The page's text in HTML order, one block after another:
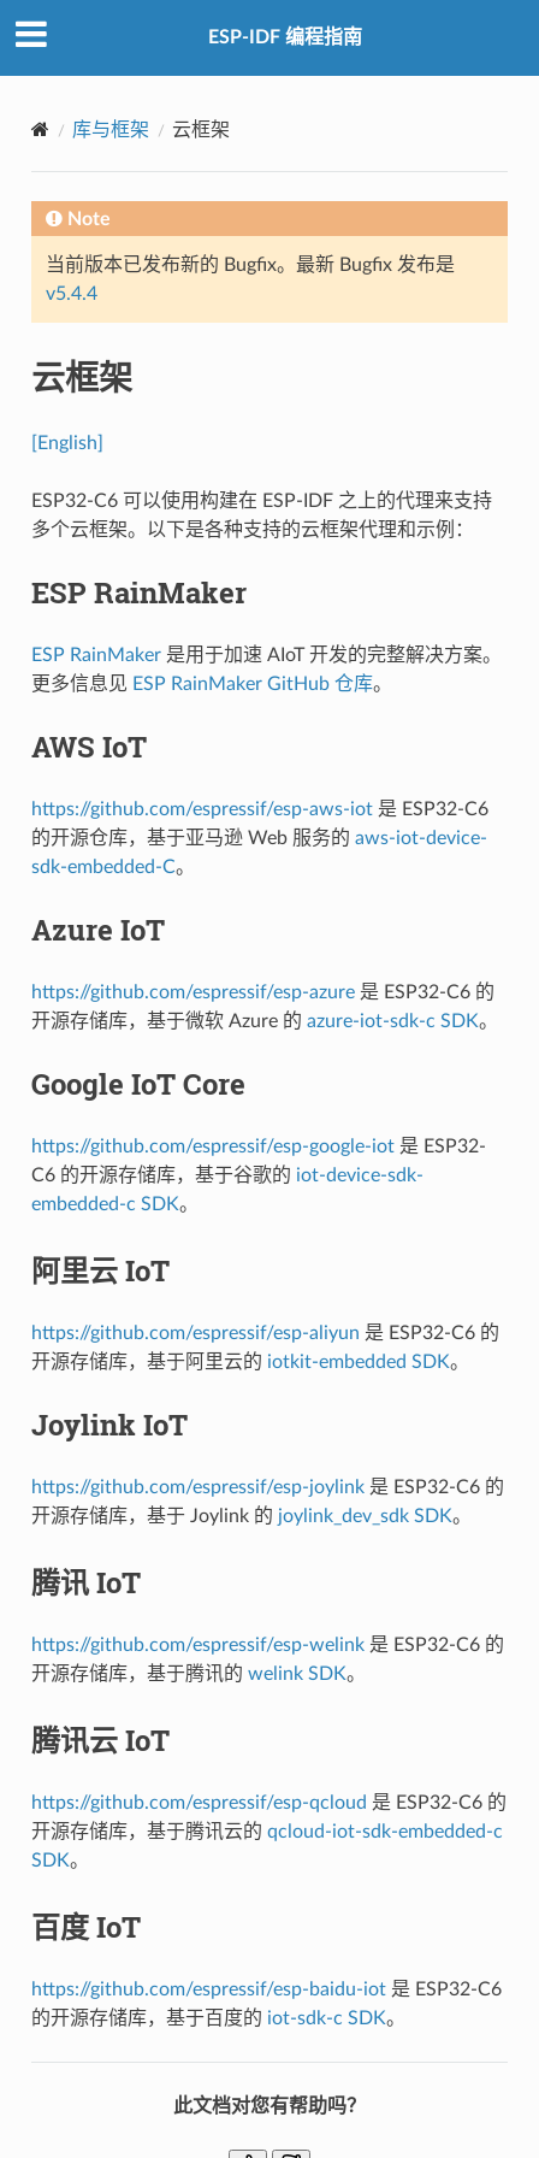
ESP-IDF 编程指南
库与框架 云框架
Note
当前版本已发布新的 Bugfix。最新 Bugfix 发布是
v5.4.4
云框架
[English]
ESP32-C6 可以使用构建在 ESP-IDF 之上的代理来支持
多个云框架。以下是各种支持的云框架代理和示例：
ESP RainMaker
ESP RainMaker是用于加速 AIoT 开发的完整解决方案。
更多信息见 ESP RainMaker GitHub 仓库。
AWS IoT
https://github.com/espressif/esp-aws-iot是 ESP32-C6
的开源仓库，基于亚马逊 Web 服务的 aws-iot-device-
sdk-embedded-C。
Azure IoT
https://github.com/espressif/esp-azure是 ESP32-C6 的
开源存储库，基于微软 Azure 的 azure-iot-sdk-c SDK。
Google IoT Core
https://github.com/espressif/esp-google-iot是 ESP32-
C6 的开源存储库，基于谷歌的 iot-device-sdk-
embedded-c SDK。
阿里云 IoT
https://github.com/espressif/esp-aliyun 是 ESP32-C6 的
开源存储库，基于阿里云的 iotkit-embedded SDK。
Joylink IoT
https://github.com/espressif/esp-joylink是 ESP32-C6 的
开源存储库，基于 Joylink 的 joylink_dev_sdk SDK。
腾讯 IoT
https://github.com/espressif/esp-welink是 ESP32-C6 的
开源存储库，基于腾讯的 welink SDK。
腾讯云 IoT
https://github.com/espressif/esp-qcloud 是 ESP32-C6 的
开源存储库，基于腾讯云的 qcloud-iot-sdk-embedded-c
SDK。
百度 IoT
https://github.com/espressif/esp-baidu-iot是 ESP32-C6
的开源存储库，基于百度的 iot-sdk-c SDK。
此文档对您有帮助吗？